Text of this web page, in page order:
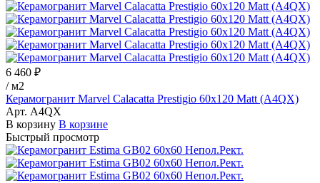
6 460 ₽
/ м2
Керамогранит Marvel Calacatta Prestigio 60x120 Matt (A4QX)
Арт. A4QX
В корзину В корзине
Быстрый просмотр